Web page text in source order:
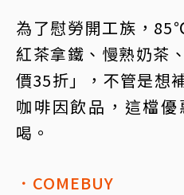
為了慰勞開工族，
紅茶拿鐵、慢熟奶茶
價35折」，不管是想
咖啡因飲品，這檔
喝。
．COMEBUY